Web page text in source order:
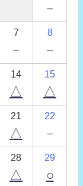
－
7
－
8
－
14
△
15
△
21
△
22
－
28
△
29
○